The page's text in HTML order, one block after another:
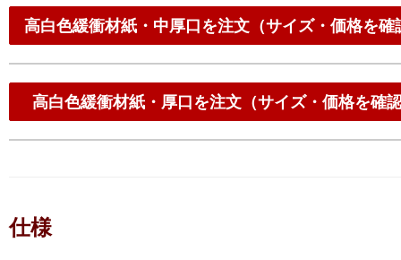
高白色緩衝材紙・中厚口を注文（サイズ・価格を確
高白色緩衝材紙・厚口を注文（サイズ・価格を確
仕様